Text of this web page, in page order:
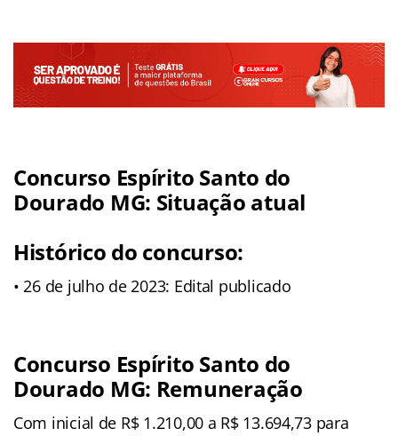
Concurso Espírito Santo do
Dourado MG: Situação atual
Histórico do concurso:
• 26 de julho de 2023: Edital publicado
Concurso Espírito Santo do
Dourado MG: Remuneração
Com inicial de R$ 1.210,00 a R$ 13.694,73 para